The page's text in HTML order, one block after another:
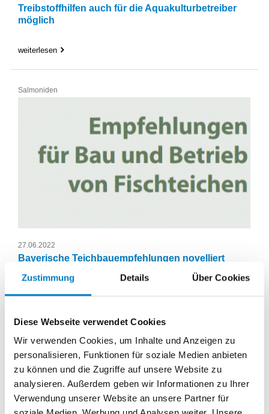
Zustimmung Details Über Cookies
Diese Webseite verwendet Cookies
Wir verwenden Cookies, um Inhalte und Anzeigen zu
personalisieren, Funktionen für soziale Medien anbieten
zu können und die Zugriffe auf unsere Website zu
analysieren. Außerdem geben wir Informationen zu Ihrer
Verwendung unserer Website an unsere Partner für
Treibstoffhilfen auch für die Aquakulturbetreiber
möglich
weiterlesen
Salmoniden
27.06.2022
Bayerische Teichbauempfehlungen novelliert